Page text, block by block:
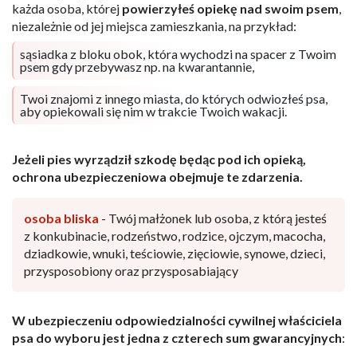
każda osoba, której powierzyłeś opiekę nad swoim psem,
niezależnie od jej miejsca zamieszkania, na przykład:
sąsiadka z bloku obok, która wychodzi na spacer z Twoim
psem gdy przebywasz np. na kwarantannie,
Twoi znajomi z innego miasta, do których odwiozłeś psa,
aby opiekowali się nim w trakcie Twoich wakacji.
Jeżeli pies wyrządził szkodę będąc pod ich opieką,
ochrona ubezpieczeniowa obejmuje te zdarzenia.
osoba bliska - Twój małżonek lub osoba, z którą jesteś
z konkubinacie, rodzeństwo, rodzice, ojczym, macocha,
dziadkowie, wnuki, teściowie, zięciowie, synowe, dzieci,
przysposobiony oraz przysposabiający
W ubezpieczeniu odpowiedzialności cywilnej właściciela
psa do wyboru jest jedna z czterech sum gwarancyjnych: